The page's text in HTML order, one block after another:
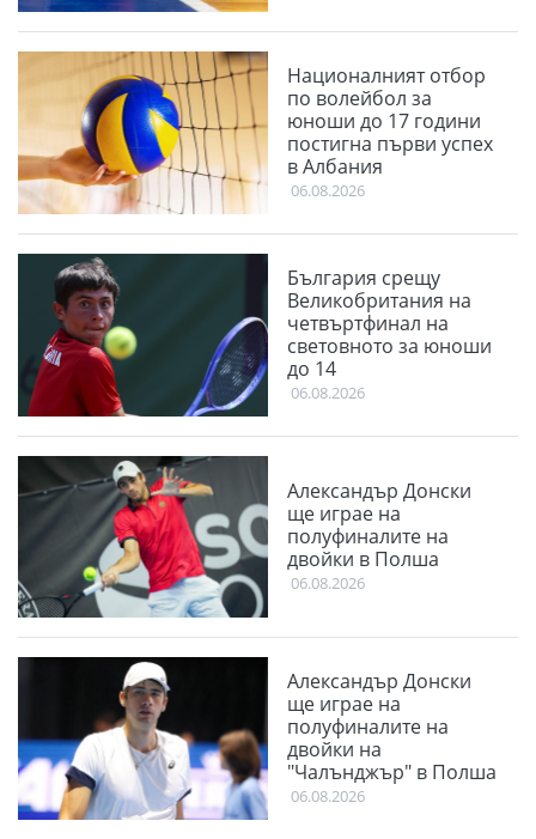
Националният отбор
по волейбол за
юноши до 17 години
постигна първи успех
в Албания
06.08.2026
България срещу
Великобритания на
четвъртфинал на
световното за юноши
до 14
06.08.2026
Александър Донски
ще играе на
полуфиналите на
двойки в Полша
06.08.2026
Александър Донски
ще играе на
полуфиналите на
двойки на
"Чалънджър" в Полша
06.08.2026